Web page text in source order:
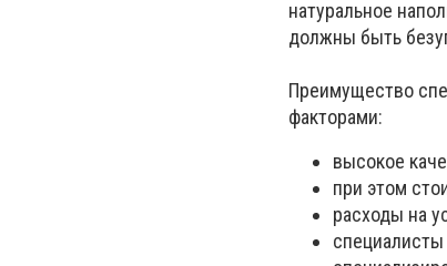
натуральное
должны быть
Преимущество
факторами:
высокое
при этом
расходы на